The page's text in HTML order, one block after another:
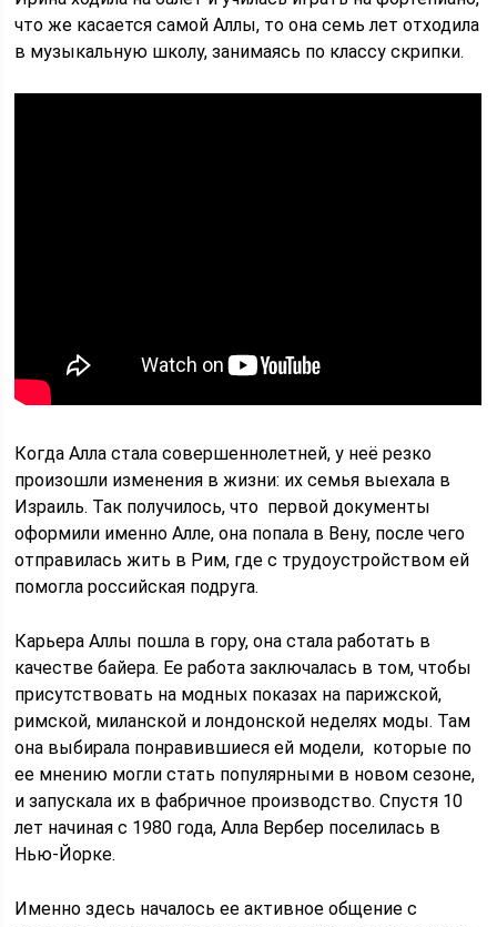
что же касается самой Аллы, то она семь лет отходила
в музыкальную школу, занимаясь по классу скрипки.
Когда Алла стала совершеннолетней, у неё резко
произошли изменения в жизни: их семья выехала в
Израиль. Так получилось, что первой документы
оформили именно Алле, она попала в Вену, после чего
отправилась жить в Рим, где с трудоустройством ей
помогла российская подруга.
Карьера Аллы пошла в гору, она стала работать в
качестве байера. Ее работа заключалась в том, чтобы
присутствовать на модных показах на парижской,
римской, миланской и лондонской неделях моды. Там
она выбирала понравившиеся ей модели, которые по
ее мнению могли стать популярными в новом сезоне,
и запускала их в фабричное производство. Спустя 10
лет начиная с 1980 года, Алла Вербер поселилась в
Нью-Йорке.
Именно здесь началось ее активное общение с